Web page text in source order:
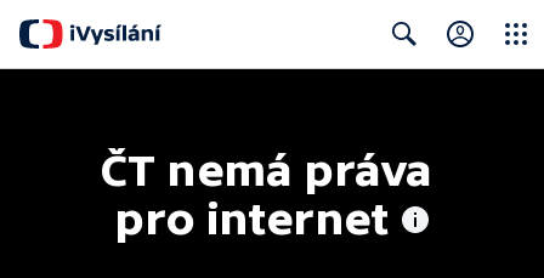
ČT nemá práva
pro internet